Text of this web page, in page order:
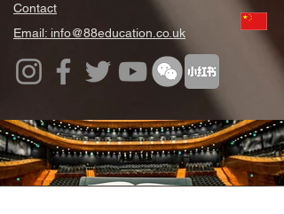
Email: info@88education.co.uk
Contact